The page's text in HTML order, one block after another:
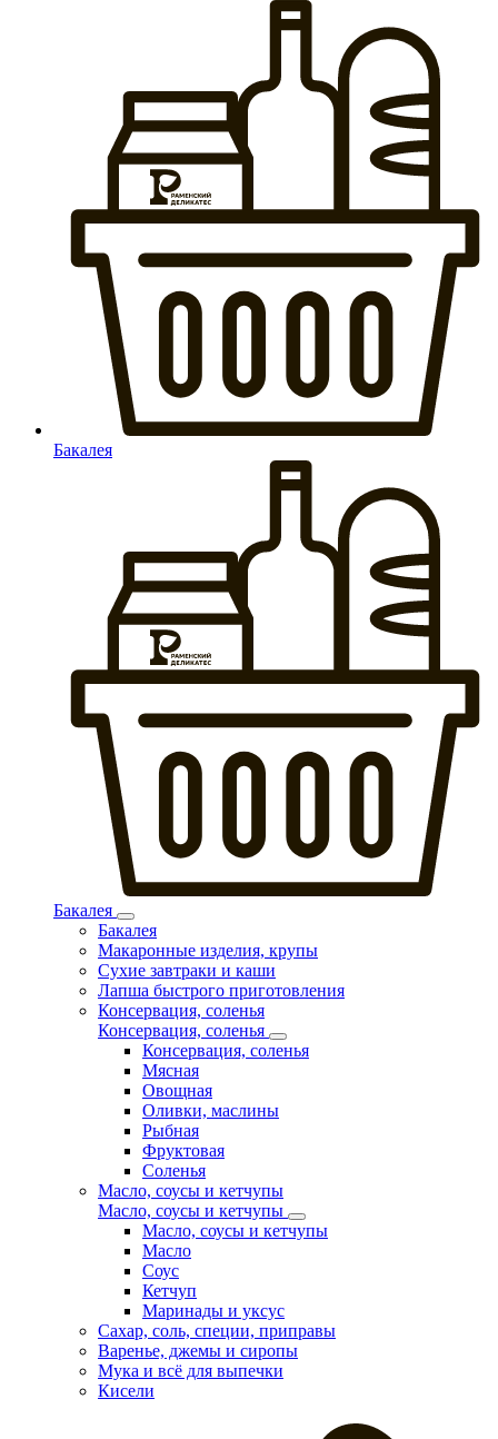
Бакалея
Бакалея
Бакалея
Макаронные изделия, крупы
Сухие завтраки и каши
Лапша быстрого приготовления
Консервация, соленья
Консервация, соленья
Консервация, соленья
Мясная
Овощная
Оливки, маслины
Рыбная
Фруктовая
Соленья
Масло, соусы и кетчупы
Масло, соусы и кетчупы
Масло, соусы и кетчупы
Масло
Соус
Кетчуп
Маринады и уксус
Сахар, соль, специи, приправы
Варенье, джемы и сиропы
Мука и всё для выпечки
Кисели